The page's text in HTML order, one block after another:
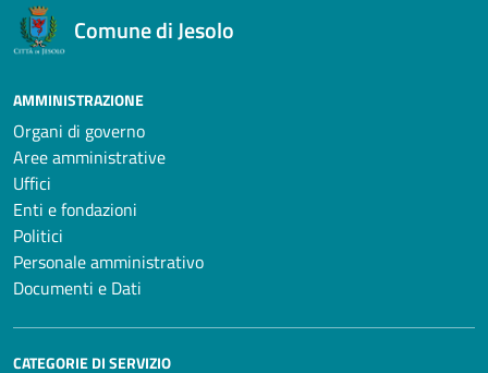
Comune di Jesolo
AMMINISTRAZIONE
Organi di governo
Aree amministrative
Uffici
Enti e fondazioni
Politici
Personale amministrativo
Documenti e Dati
CATEGORIE DI SERVIZIO